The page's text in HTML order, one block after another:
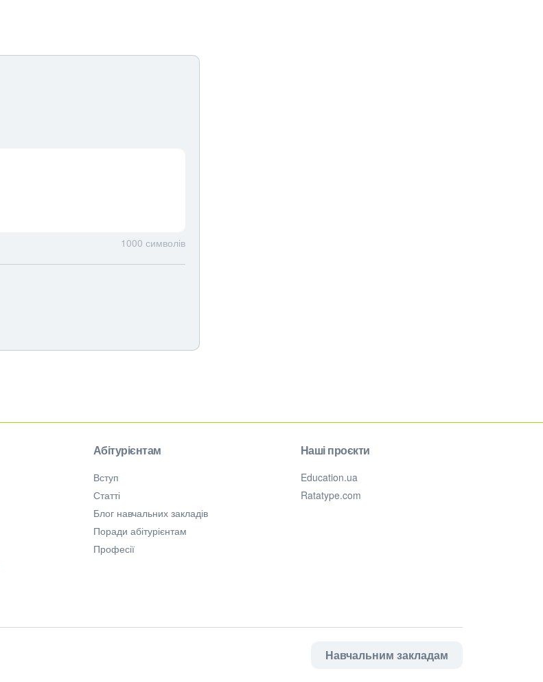
1000 символів
Абітурієнтам
Вступ
Статті
Блог навчальних закладів
Поради абітурієнтам
Професії
Наші проєкти
Education.ua
Ratatype.com
Навчальним закладам